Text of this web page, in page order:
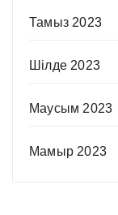
Тамыз 2023
Шілде 2023
Маусым 2023
Мамыр 2023